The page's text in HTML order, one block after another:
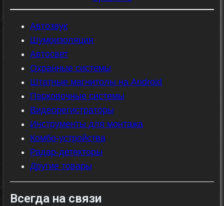
Автозвук
Шумоизоляция
Автосвет
Охранные системы
Штатные магнитолы на Android
Парковочные системы
Видеорегистраторы
Инструменты для монтажа
Комбо-устройства
Радар-детекторы
Другие товары
Всегда на связи